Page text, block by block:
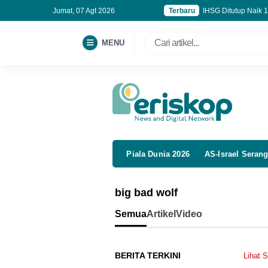
Jumat, 07 Agt 2026 Terbaru
IHSG Ditutup Naik
GIIAS 2026 Soroti
MENU
Piala Dunia 2026 AS-Israel
big bad wolf
SemuaArtikel Video
BERITA TERKINI Lihat